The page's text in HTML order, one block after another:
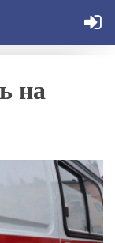
на